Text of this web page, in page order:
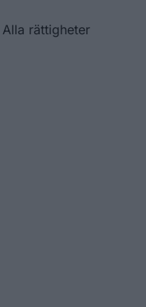
rättigheter